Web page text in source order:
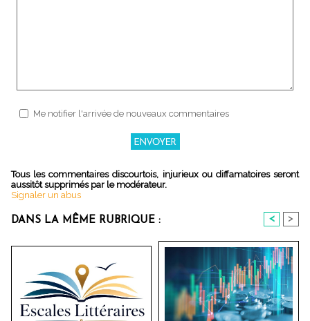
Me notifier l'arrivée de nouveaux commentaires
Tous les commentaires discourtois, injurieux ou diffamatoires seront
aussitôt supprimés par le modérateur.
Signaler un abus
DANS LA MÊME RUBRIQUE : < >